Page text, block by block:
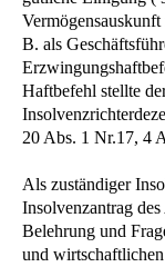
B. als
Haftbefehl stellte
20 Abs. 1 Nr.17, 4
Als zuständiger
Insolvenzantrag
Belehrung und
und